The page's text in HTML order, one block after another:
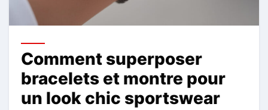
Comment superposer
bracelets et montre pour
un look chic sportswear